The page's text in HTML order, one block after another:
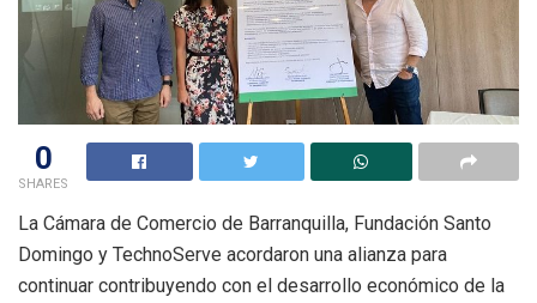
0
SHARES
La Cámara de Comercio de Barranquilla, Fundación Santo
Domingo y TechnoServe acordaron una alianza para
continuar contribuyendo con el desarrollo económico de la